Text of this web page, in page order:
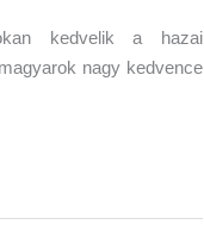
kedvelik a hazai
nagy kedvence